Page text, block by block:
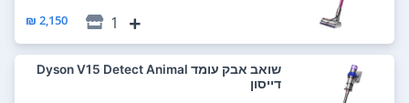
1
2,150 ₪
‏שואב אבק עומד Dyson V15 Detect Animal
דייסון